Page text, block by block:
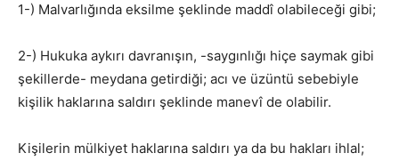
1-) Malvarlığında eksilme şeklinde maddî olabileceği gibi;
2-) Hukuka aykırı davranışın, -saygınlığı hiçe saymak gibi
şekillerde- meydana getirdiği; acı ve üzüntü sebebiyle
kişilik haklarına saldırı şeklinde manevî de olabilir.
Kişilerin mülkiyet haklarına saldırı ya da bu hakları ihlal;